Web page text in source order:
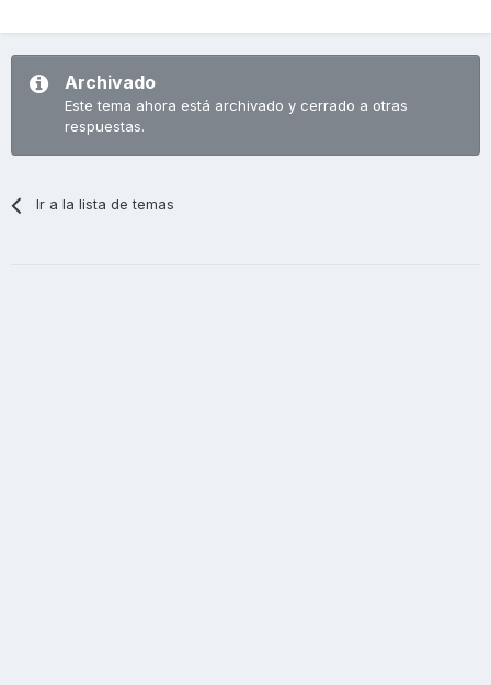
Archivado
Este tema ahora está archivado y cerrado a otras
respuestas.
Ir a la lista de temas